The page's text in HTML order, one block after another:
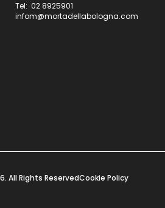
Tel: 02 8925901
infom@mortadellabologna.com
All Rights ReservedCookie Policy